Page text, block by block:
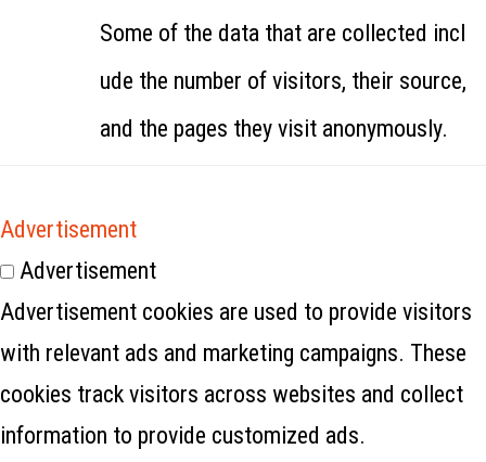
Some of the data that are collected incl
ude the number of visitors, their source,
and the pages they visit anonymously.
Advertisement
Advertisement
Advertisement cookies are used to provide visitors
with relevant ads and marketing campaigns. These
cookies track visitors across websites and collect
information to provide customized ads.